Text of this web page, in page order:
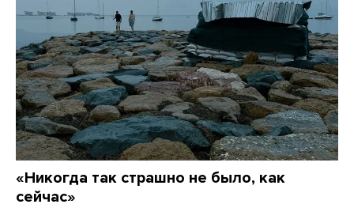
«Никогда так страшно не было, как
сейчас»